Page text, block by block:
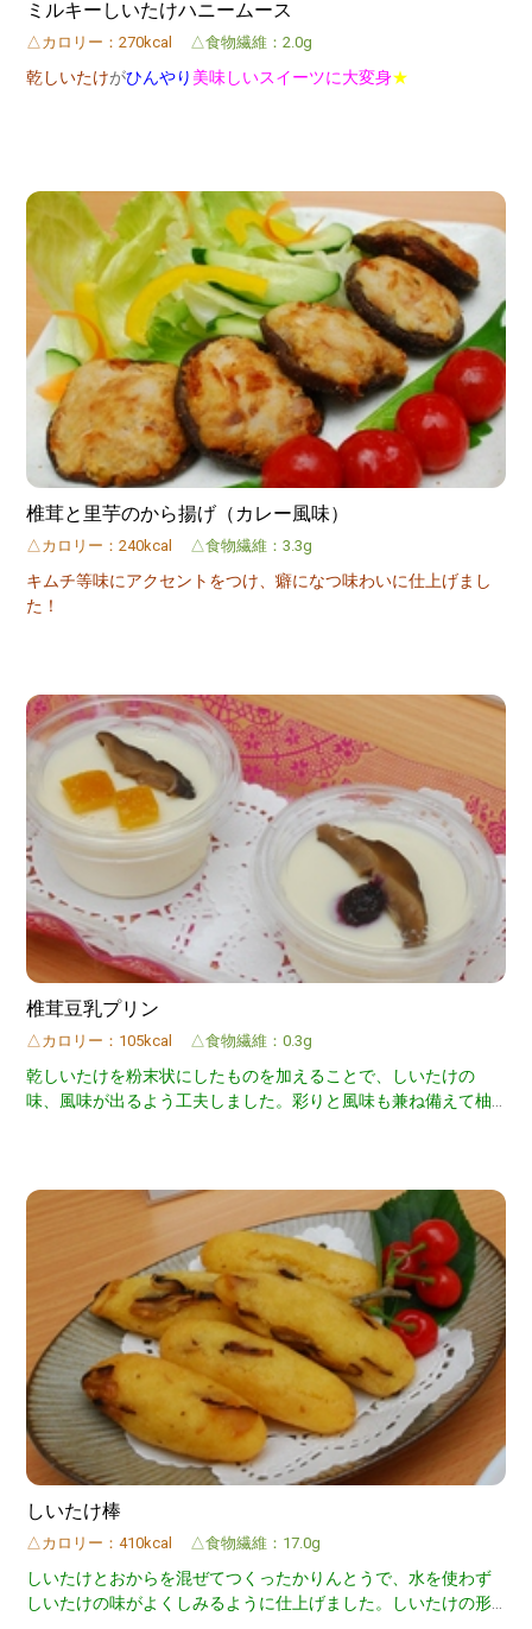
ミルキーしいたけハニームース
△カロリー：270kcal △食物繊維：2.0g
乾しいたけがひんやり 美味しいスイーツに大変身★
椎茸と里芋のから揚げ（カレー風味）
△カロリー：240kcal △食物繊維：3.3g
キムチ等味にアクセントをつけ、癖になつ味わいに仕上げまし
た！
椎茸豆乳プリン
△カロリー：105kcal △食物繊維：0.3g
乾しいたけを粉末状にしたものを加えることで、しいたけの
味、風味が出るよう工夫しました。彩りと風味も兼ね備えて柚
しいたけ棒
△カロリー：410kcal △食物繊維：17.0g
しいたけとおからを混ぜてつくったかりんとうで、水を使わず
しいたけの味がよくしみるように仕上げました。しいたけの形